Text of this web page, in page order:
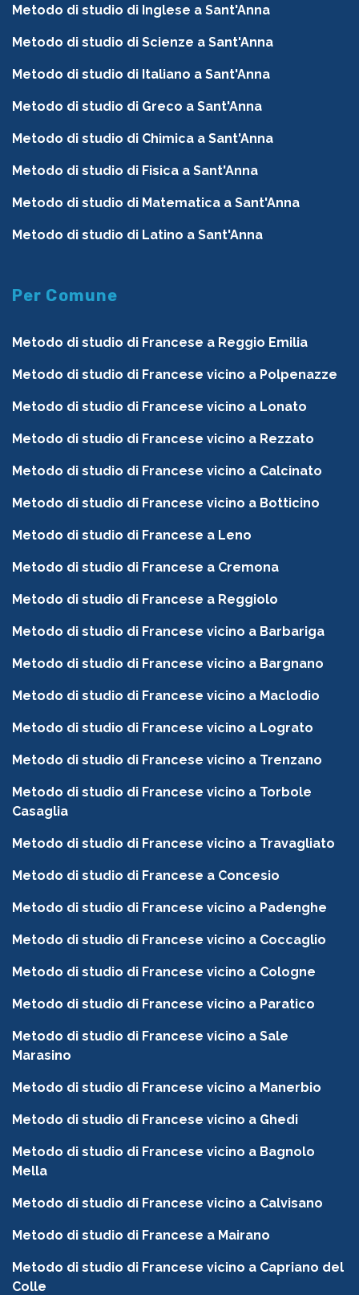
Metodo di studio di Inglese a Sant'Anna
Metodo di studio di Scienze a Sant'Anna
Metodo di studio di Italiano a Sant'Anna
Metodo di studio di Greco a Sant'Anna
Metodo di studio di Chimica a Sant'Anna
Metodo di studio di Fisica a Sant'Anna
Metodo di studio di Matematica a Sant'Anna
Metodo di studio di Latino a Sant'Anna
Per Comune
Metodo di studio di Francese a Reggio Emilia
Metodo di studio di Francese vicino a Polpenazze
Metodo di studio di Francese vicino a Lonato
Metodo di studio di Francese vicino a Rezzato
Metodo di studio di Francese vicino a Calcinato
Metodo di studio di Francese vicino a Botticino
Metodo di studio di Francese a Leno
Metodo di studio di Francese a Cremona
Metodo di studio di Francese a Reggiolo
Metodo di studio di Francese vicino a Barbariga
Metodo di studio di Francese vicino a Bargnano
Metodo di studio di Francese vicino a Maclodio
Metodo di studio di Francese vicino a Lograto
Metodo di studio di Francese vicino a Trenzano
Metodo di studio di Francese vicino a Torbole
Casaglia
Metodo di studio di Francese vicino a Travagliato
Metodo di studio di Francese a Concesio
Metodo di studio di Francese vicino a Padenghe
Metodo di studio di Francese vicino a Coccaglio
Metodo di studio di Francese vicino a Cologne
Metodo di studio di Francese vicino a Paratico
Metodo di studio di Francese vicino a Sale
Marasino
Metodo di studio di Francese vicino a Manerbio
Metodo di studio di Francese vicino a Ghedi
Metodo di studio di Francese vicino a Bagnolo
Mella
Metodo di studio di Francese vicino a Calvisano
Metodo di studio di Francese a Mairano
Metodo di studio di Francese vicino a Capriano del
Colle